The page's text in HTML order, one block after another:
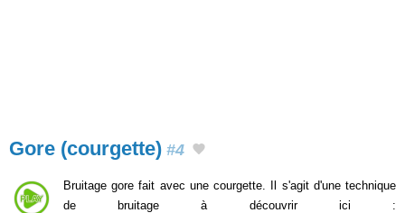
Gore (courgette) #4
Bruitage gore fait avec une courgette. Il s'agit d'une technique
de bruitage à découvrir ici :